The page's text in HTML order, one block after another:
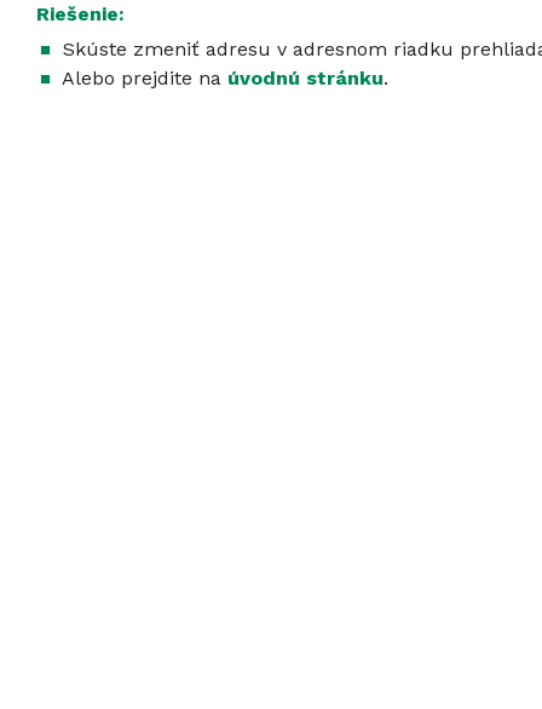
Riešenie:
Skúste zmeniť adresu v adresnom riadku
Alebo prejdite na úvodnú stránku.